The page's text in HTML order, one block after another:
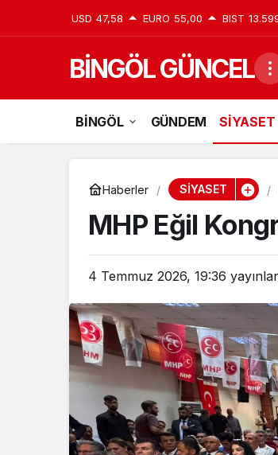
USD 47,58 EURO 55,00 BIST
BİNGÖL GÜNCEL
BİNGÖL GÜNDEM SİYASET
Haberler SİYASET
MHP Eğil
4 Temmuz 2026, 19:36